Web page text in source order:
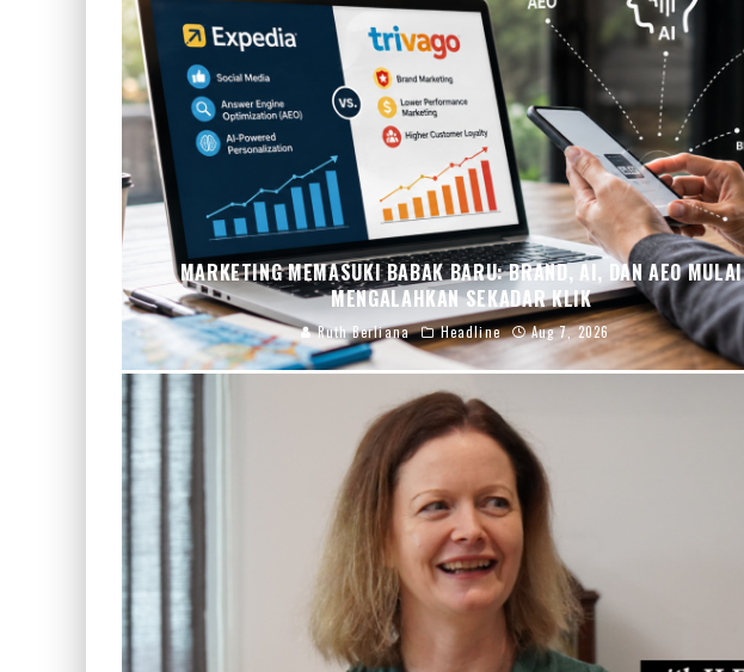
MARKETING MEMASUKI BABAK BARU: BRAND, AI, DAN AEO MULAI
MENGALAHKAN SEKADAR KLIK
Ruth Berliana Headline Aug 7, 2026